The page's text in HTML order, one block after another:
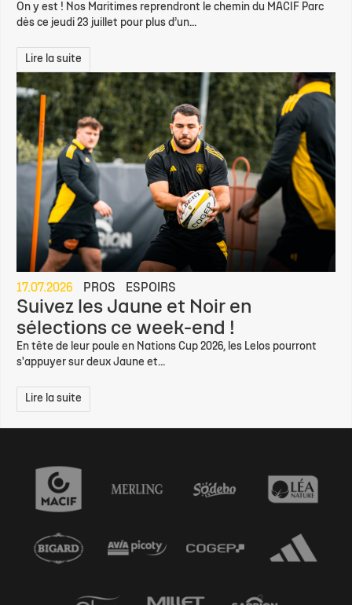
On y est ! Nos Maritimes reprendront le chemin du MACIF Parc
dès ce jeudi 23 juillet pour plus d’un...
Lire la suite
17.07.2026 PROS ESPOIRS
Suivez les Jaune et Noir en
sélections ce week-end !
En tête de leur poule en Nations Cup 2026, les Lelos pourront
s'appuyer sur deux Jaune et...
Lire la suite